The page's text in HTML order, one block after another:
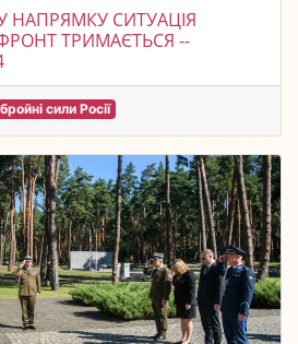
СИТУАЦІЯ
ТРИМАЄТЬСЯ --
сили Росії